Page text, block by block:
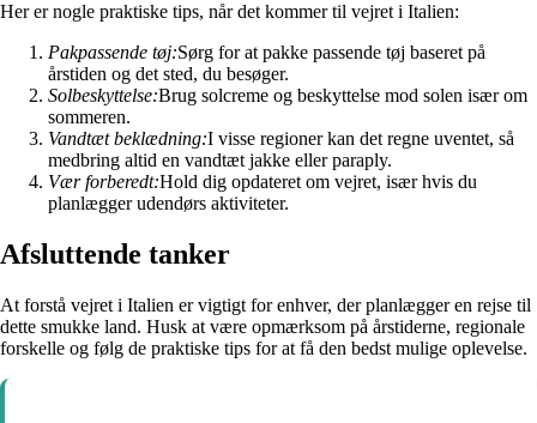
Her er nogle praktiske tips, når det kommer til vejret i Italien:
Pakpassende tøj:Sørg for at pakke passende tøj baseret på
årstiden og det sted, du besøger.
Solbeskyttelse:Brug solcreme og beskyttelse mod solen især om
sommeren.
Vandtæt beklædning:I visse regioner kan det regne uventet, så
medbring altid en vandtæt jakke eller paraply.
Vær forberedt:Hold dig opdateret om vejret, især hvis du
planlægger udendørs aktiviteter.
Afsluttende tanker
At forstå vejret i Italien er vigtigt for enhver, der planlægger en rejse til
dette smukke land. Husk at være opmærksom på årstiderne, regionale
forskelle og følg de praktiske tips for at få den bedst mulige oplevelse.